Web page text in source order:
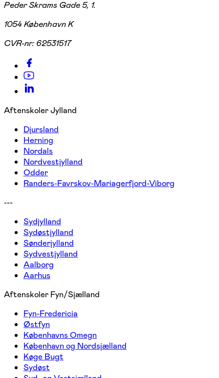
Peder Skrams Gade 5, 1.
1054 København K
CVR-nr: 62531517
Aftenskoler Jylland
Djursland
Herning
Nordals
Nordvestjylland
Odder
Randers-Favrskov-Mariagerfjord-Viborg
---
Sydjylland
Sydøstjylland
Sønderjylland
Sydvestjylland
Aalborg
Aarhus
Aftenskoler Fyn/Sjælland
Fyn-Fredericia
Østfyn
Københavns Omegn
København og Nordsjælland
Køge Bugt
Sydøst